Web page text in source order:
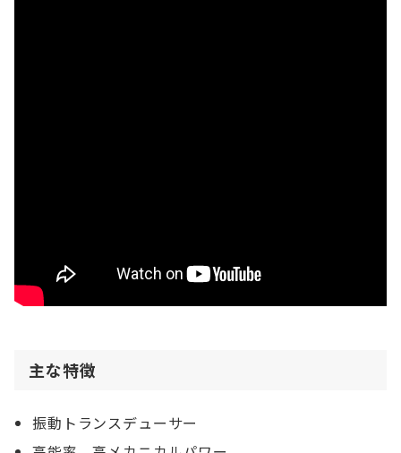
主な特徴
振動トランスデューサー